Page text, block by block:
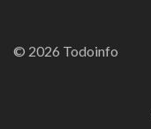
© 2026 Todoinfo